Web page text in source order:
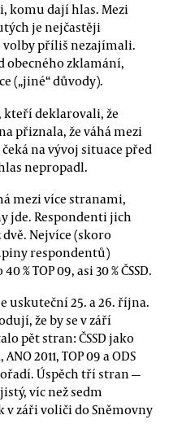
komu dají hlas. Mezi
je nejčastěji
volby příliš nezajímali.
obecného zklamání,
(„jiné“ důvody).
deklarovali, že
přiznala, že váhá mezi
na vývoj situace před
nepropadl.
mezi více stranami,
jde. Respondenti jich
Nejvíce (skoro
respondentů)
TOP 09, asi 30 % ČSSD.
uskuteční 25. a 26. října.
že by se v září
pět stran: ČSSD jako
2011, TOP 09 a ODS
Úspěch tří stran —
víc než sedm
záři voliči do Sněmovny